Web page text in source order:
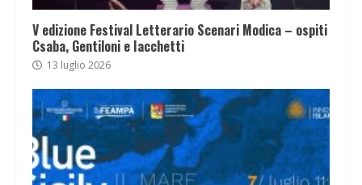
V edizione Festival Letterario Scenari Modica – ospiti
Csaba, Gentiloni e Iacchetti
13 luglio 2026